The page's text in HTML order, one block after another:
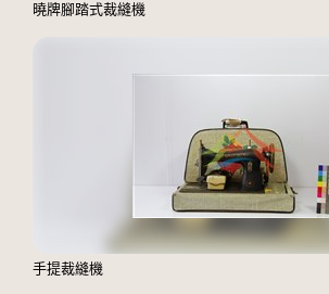
曉牌腳踏式裁縫機
手提裁縫機